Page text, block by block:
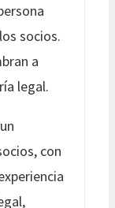
socios.
a
legal.
con